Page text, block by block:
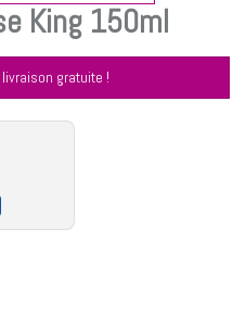
King 150ml
gratuite !